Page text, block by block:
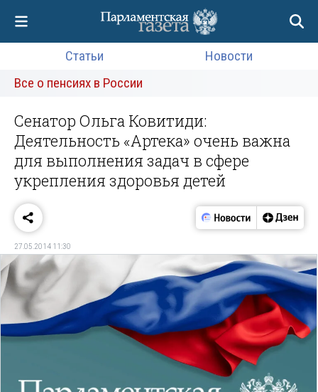
Статьи
Новости
Все о пенсиях в России
Сенатор Ольга Ковитиди:
Деятельность «Артека» очень важна
для выполнения задач в сфере
укрепления здоровья детей
27.05.2014 11:30